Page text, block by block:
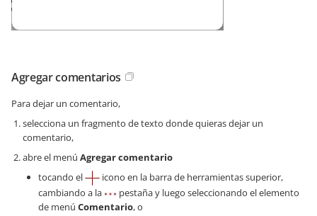
Agregar comentarios
Para dejar un comentario,
selecciona un fragmento de texto donde quieras dejar un
comentario,
abre el menú Agregar comentario
tocando el
icono en la barra de herramientas superior,
cambiando a la
pestaña y luego seleccionando el elemento
de menú Comentario, o